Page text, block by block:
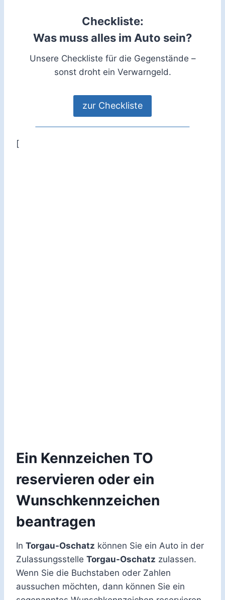
Checkliste:
Was muss alles im Auto sein?
Unsere Checkliste für die Gegenstände –
sonst droht ein Verwarngeld.
zur Checkliste
[
Ein Kennzeichen TO
reservieren oder ein
Wunschkennzeichen
beantragen
In Torgau-Oschatz können Sie ein Auto in der
Zulassungsstelle Torgau-Oschatz zulassen.
Wenn Sie die Buchstaben oder Zahlen
aussuchen möchten, dann können Sie ein